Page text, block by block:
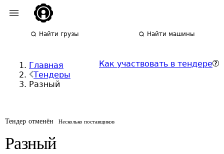
Найти грузы Найти машины
Главная
Тендеры
Разный
Как участвовать в тендере
Тендер отменён Несколько поставщиков
Разный